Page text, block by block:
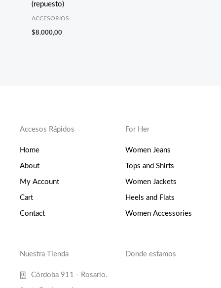
(repuesto)
ACCESORIOS
$8.000,00
Accesos Rápidos
Home
About
My Account
Cart
Contact
For Her
Women Jeans
Tops and Shirts
Women Jackets
Heels and Flats
Women Accessories
Nuestra Tienda
Córdoba 911 - Rosario.
Donde estamos